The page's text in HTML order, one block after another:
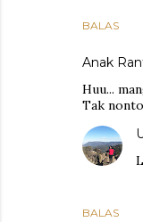
BALAS
Anak
Huu...
Tak
BALAS